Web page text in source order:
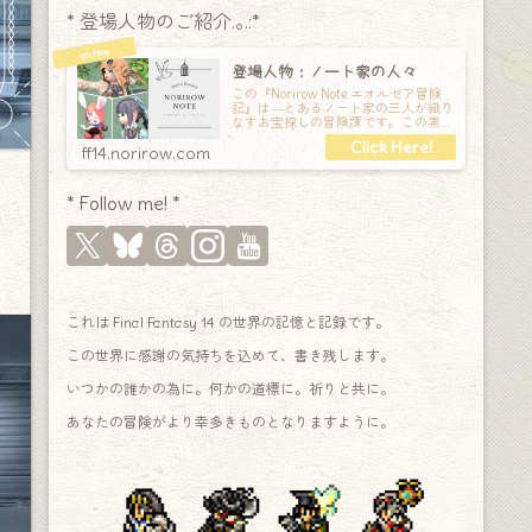
* 登場人物のご紹介.｡.:*
登場人物：ノート家の人々
この『Norirow Note エオルゼア冒険
記』は―とあるノート家の三人が織り
なすお宝探しの冒険譚です。この素敵
な Final Fantasy XIV の世界を旅しな
ff14.norirow.com
* Follow me! *
これは Final Fantasy 14 の世界の記憶と記録です。
この世界に感謝の気持ちを込めて、書き残します。
いつかの誰かの為に。何かの道標に。祈りと共に。
あなたの冒険がより幸多きものとなりますように。